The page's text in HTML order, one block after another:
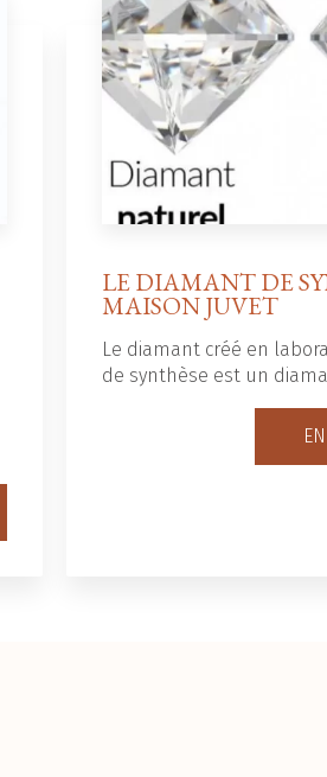
LE DIAMANT DE
MAISON JUVET
Le diamant créé en
de synthèse est un